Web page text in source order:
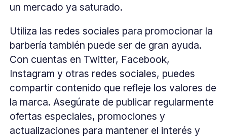
un mercado ya saturado.
Utiliza las redes sociales para promocionar la
barbería también puede ser de gran ayuda.
Con cuentas en Twitter, Facebook,
Instagram y otras redes sociales, puedes
compartir contenido que refleje los valores de
la marca. Asegúrate de publicar regularmente
ofertas especiales, promociones y
actualizaciones para mantener el interés y